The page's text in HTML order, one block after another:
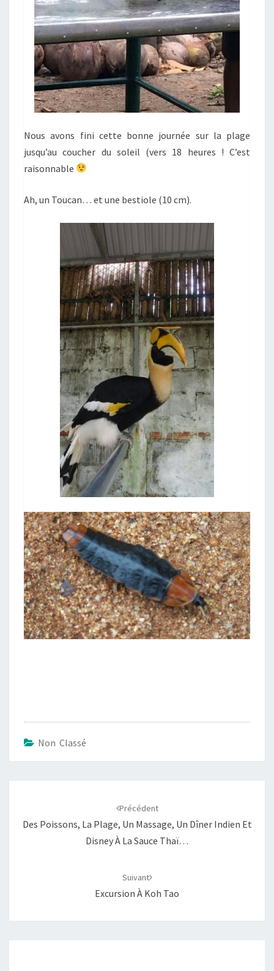
Nous avons fini cette bonne journée sur la plage
jusqu’au coucher du soleil (vers 18 heures ! C’est
raisonnable
Ah, un Toucan… et une bestiole (10 cm).
Non Classé
Précédent
Des Poissons, La Plage, Un Massage, Un Dîner Indien Et
Disney À La Sauce Thaï…
Suivant
Excursion À Koh Tao